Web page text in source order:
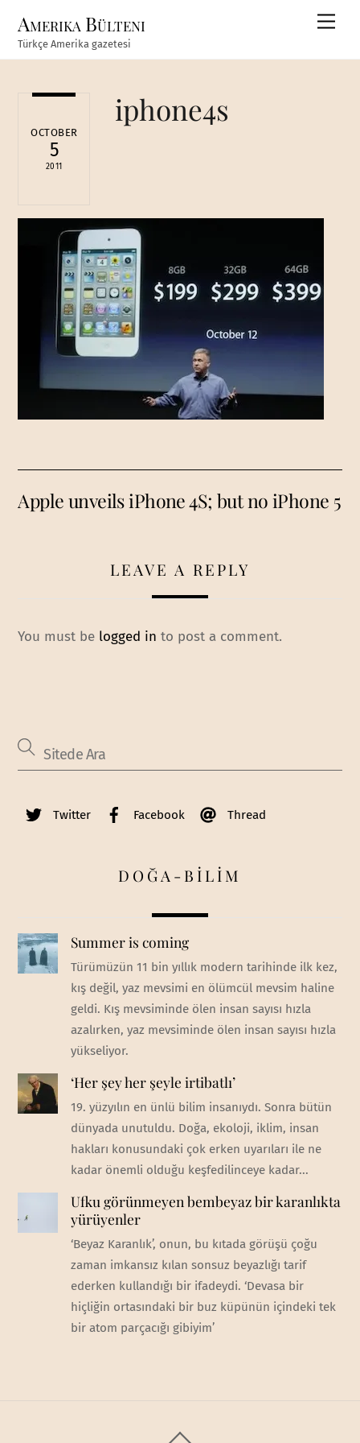
content
Amerika Bülteni
Türkçe Amerika gazetesi
OCTOBER
5
2011
iphone4s
Apple unveils iPhone 4S; but no iPhone 5
LEAVE A REPLY
You must be logged in to post a comment.
Twitter Facebook Thread
DOĞA-BİLİM
Summer is coming
Türümüzün 11 bin yıllık modern tarihinde ilk kez,
kış değil, yaz mevsimi en ölümcül mevsim haline
geldi. Kış mevsiminde ölen insan sayısı hızla
azalırken, yaz mevsiminde ölen insan sayısı hızla
yükseliyor.
‘Her şey her şeyle irtibatlı’
19. yüzyılın en ünlü bilim insanıydı. Sonra bütün
dünyada unutuldu. Doğa, ekoloji, iklim, insan
hakları konusundaki çok erken uyarıları ile ne
kadar önemli olduğu keşfedilinceye kadar...
Ufku görünmeyen bembeyaz bir karanlıkta
yürüyenler
‘Beyaz Karanlık’, onun, bu kıtada görüşü çoğu
zaman imkansız kılan sonsuz beyazlığı tarif
ederken kullandığı bir ifadeydi. ‘Devasa bir
hiçliğin ortasındaki bir buz küpünün içindeki tek
bir atom parçacığı gibiyim’